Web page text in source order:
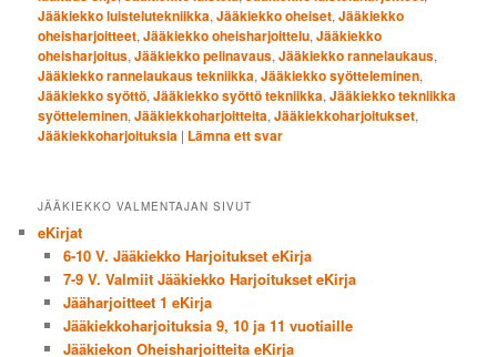
Jääkiekko luistelutekniikka,Jääkiekko oheiset,Jääkiekko
oheisharjoitteet,Jääkiekko oheisharjoittelu,Jääkiekko
oheisharjoitus,Jääkiekko pelinavaus,Jääkiekko rannelaukaus,
Jääkiekko rannelaukaus tekniikka,Jääkiekko syötteleminen,
Jääkiekko syöttö,Jääkiekko syöttö tekniikka,Jääkiekko tekniikka
syötteleminen,Jääkiekkoharjoitteita,Jääkiekkoharjoitukset,
Jääkiekkoharjoituksia | Lämna ett svar
JÄÄKIEKKO VALMENTAJAN SIVUT
eKirjat
6-10 V. Jääkiekko Harjoitukset eKirja
7-9 V. Valmiit Jääkiekko Harjoitukset eKirja
Jääharjoitteet 1 eKirja
Jääkiekkoharjoituksia 9, 10 ja 11 vuotiaille
Jääkiekon Oheisharjoitteita eKirja